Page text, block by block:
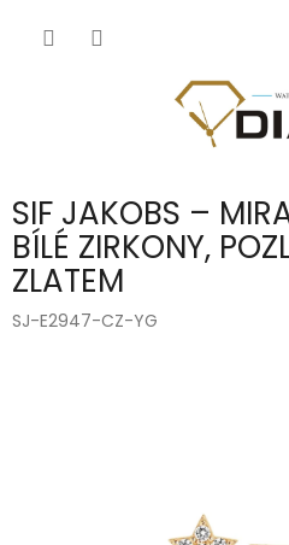
SIF JAKOBS –
BÍLÉ ZIRKONY,
ZLATEM
SJ-E2947-CZ-YG